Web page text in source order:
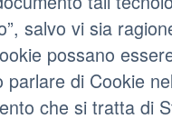
salvo vi sia
possano
di Cookie
che si tratta di